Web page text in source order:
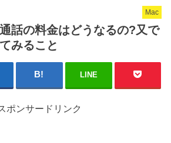
Mac
話の料金はどうなるの?又で
みること
LINE
ポンサードリンク